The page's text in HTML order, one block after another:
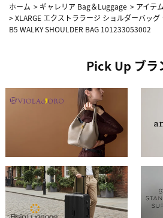
ホーム > ギャレリア Bag＆Luggage > アイテ
>XLARGE エクストララージ ショルダーバッ
B5 WALKY SHOULDER BAG 101233053002
Pick Up ブラ